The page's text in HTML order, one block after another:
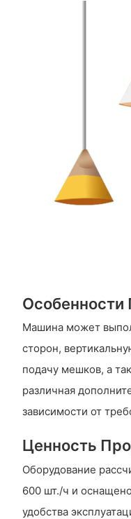
Особенности
Машина может
сторон,
подачу мешков, а
различная
зависимости от
Ценность
Оборудование
600 шт./ч и
удобства